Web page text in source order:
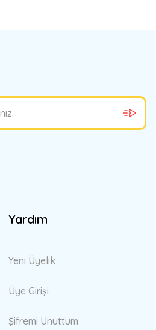
Yardım
Yeni Üyelik
Üye Girişi
Şifremi Unuttum